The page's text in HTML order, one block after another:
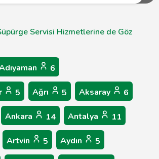
Servisi Hizmetlerine de Göz
6
5 Ağrı 5 Aksaray 6
Ankara 14 Antalya 11
Artvin 5 Aydın 5